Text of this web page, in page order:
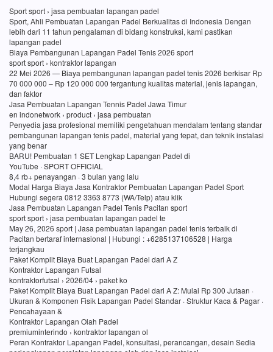
Sport sport › jasa pembuatan lapangan padel
Sport, Ahli Pembuatan Lapangan Padel Berkualitas di Indonesia Dengan
lebih dari 11 tahun pengalaman di bidang konstruksi, kami pastikan
lapangan padel
Biaya Pembangunan Lapangan Padel Tenis 2026 sport
sport sport › kontraktor lapangan
22 Mei 2026 — Biaya pembangunan lapangan padel tenis 2026 berkisar Rp
70 000 000 – Rp 120 000 000 tergantung kualitas material, jenis lapangan,
dan faktor
Jasa Pembuatan Lapangan Tennis Padel Jawa Timur
en indonetwork › product › jasa pembuatan
Penyedia jasa profesional memiliki pengetahuan mendalam tentang standar
pembangunan lapangan tenis padel, material yang tepat, dan teknik instalasi
yang benar
BARU! Pembuatan 1 SET Lengkap Lapangan Padel di
YouTube · SPORT OFFICIAL
8,4 rb+ penayangan · 3 bulan yang lalu
Modal Harga Biaya Jasa Kontraktor Pembuatan Lapangan Padel Sport
Hubungi segera 0812 3363 8773 (WA/Telp) atau klik
Jasa Pembuatan Lapangan Padel Tenis Pacitan sport
sport sport › jasa pembuatan lapangan padel te
May 26, 2026 sport | Jasa pembuatan lapangan padel tenis terbaik di
Pacitan bertaraf internasional | Hubungi : +6285137106528 | Harga
terjangkau
Paket Komplit Biaya Buat Lapangan Padel dari A Z
Kontraktor Lapangan Futsal
kontraktorfutsal › 2026/04 › paket ko
Paket Komplit Biaya Buat Lapangan Padel dari A Z: Mulai Rp 300 Jutaan ·
Ukuran & Komponen Fisik Lapangan Padel Standar · Struktur Kaca & Pagar ·
Pencahayaan &
Kontraktor Lapangan Olah Padel
premiuminterindo › kontraktor lapangan ol
Peran Kontraktor Lapangan Padel, konsultasi, perancangan, desain Sedia